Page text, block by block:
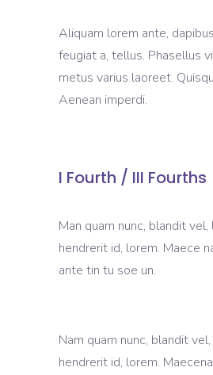
Aliquam lorem ante,
feugiat a, tellus. Phasellus
metus varius laoreet.
Aenean imperdi.
I Fourth / III Fourths
Man quam nunc, blandit
hendrerit id, lorem. Maece
ante tin tu soe un.
Nam quam nunc, blandit
hendrerit id, lorem.